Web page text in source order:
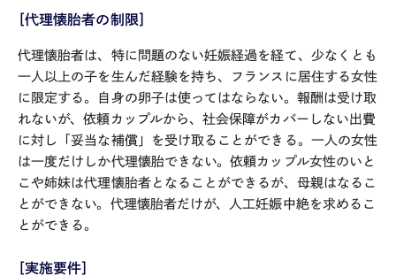
［代理懐胎者の制限］
代理懐胎者は、特に問題のない妊娠経過を経て、少なくとも
一人以上の子を生んだ経験を持ち、フランスに居住する女性
に限定する。自身の卵子は使ってはならない。報酬は受け取
れないが、依頼カップルから、社会保障がカバーしない出費
に対し「妥当な補償」を受け取ることができる。一人の女性
は一度だけしか代理懐胎できない。依頼カップル女性のいと
こや姉妹は代理懐胎者となることができるが、母親はなるこ
とができない。代理懐胎者だけが、人工妊娠中絶を求めるこ
とができる。
［実施要件］